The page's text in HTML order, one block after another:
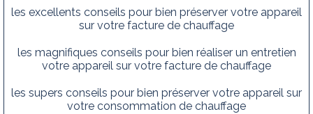
les excellents conseils pour bien préserver votre appareil
sur votre facture de chauffage
les magnifiques conseils pour bien réaliser un entretien
votre appareil sur votre facture de chauffage
les supers conseils pour bien préserver votre appareil sur
votre consommation de chauffage